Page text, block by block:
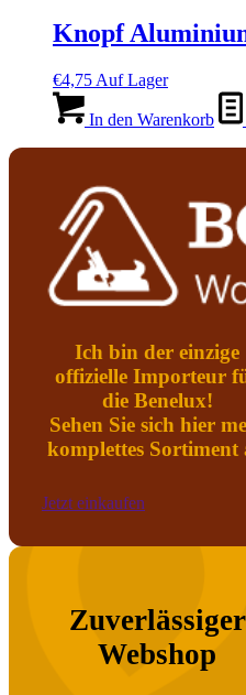
Knopf
€4,75 Auf Lager
In den Warenkorb
Ich bin der einzige
offizielle Importeur
die Benelux!
Sehen Sie sich hier
komplettes Sortiment
Jetzt einkaufen
Zuverlässiger
Webshop